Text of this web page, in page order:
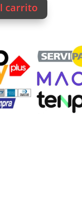
carrito